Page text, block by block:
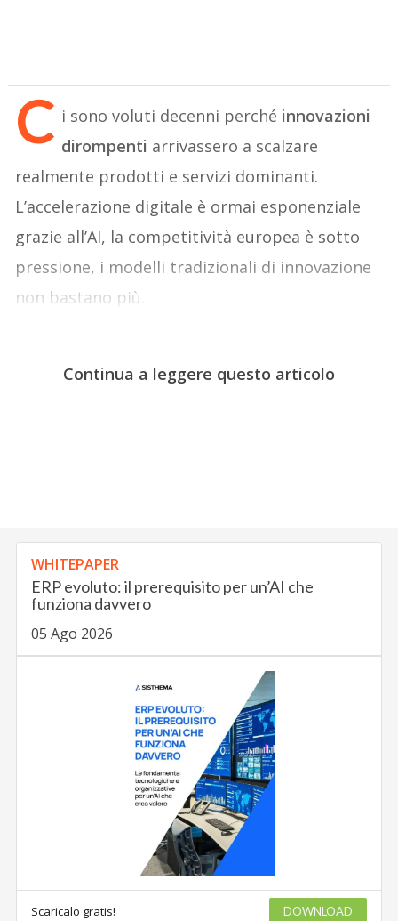
C i sono voluti decenni perché innovazioni
dirompenti arrivassero a scalzare
realmente prodotti e servizi dominanti.
L’accelerazione digitale è ormai esponenziale
grazie all’AI, la competitività europea è sotto
pressione, i modelli tradizionali di innovazione
non bastano più.
Continua a leggere questo articolo
WHITEPAPER
ERP evoluto: il prerequisito per un’AI che
funziona davvero
05 Ago 2026
Scaricalo gratis! DOWNLOAD